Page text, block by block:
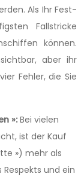
Als Ihr Fest-
Fallstricke
können.
aber ihr
Fehler, die Sie
»: Bei vielen
ist der Kauf
») mehr als
Respekts und ein